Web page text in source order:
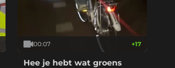
00:07 +17
Hee je hebt wat groens